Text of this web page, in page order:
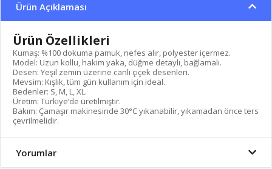
Ürün Açıklaması
Ürün Özellikleri
Kumaş: %100 dokuma pamuk, nefes alır, polyester içermez.
Model: Uzun kollu, hakim yaka, düğme detaylı, bağlamalı.
Desen: Yeşil zemin üzerine canlı çiçek desenleri.
Mevsim: Kışlık, tüm gün kullanım için ideal.
Bedenler: S, M, L, XL.
Üretim: Türkiye’de üretilmiştir.
Bakım: Çamaşır makinesinde 30°C yıkanabilir, yıkamadan önce ters
çevrilmelidir.
Yorumlar